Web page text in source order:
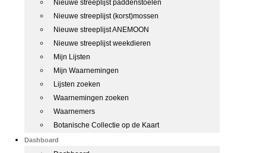
Nieuwe streeplijst paddenstoelen
Nieuwe streeplijst (korst)mossen
Nieuwe streeplijst ANEMOON
Nieuwe streeplijst weekdieren
Mijn Lijsten
Mijn Waarnemingen
Lijsten zoeken
Waarnemingen zoeken
Waarnemers
Botanische Collectie op de Kaart
Dashboard